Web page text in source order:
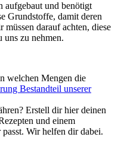
aufgebaut und benötigt
Grundstoffe, damit deren
darauf achten, diese
zu nehmen.
welchen Mengen die
Bestandteil unserer
Erstell dir hier deinen
und einem
Wir helfen dir dabei.